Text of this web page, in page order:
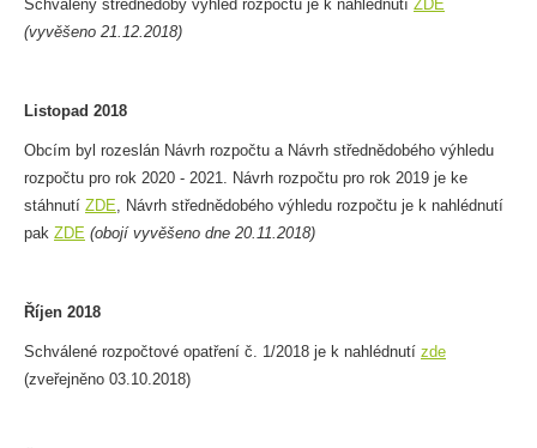
Schválený střednědobý výhled rozpočtu je k nahlédnutí ZDE
(vyvěšeno 21.12.2018)
Listopad 2018
Obcím byl rozeslán Návrh rozpočtu a Návrh střednědobého výhledu
rozpočtu pro rok 2020 - 2021. Návrh rozpočtu pro rok 2019 je ke
stáhnutí ZDE, Návrh střednědobého výhledu rozpočtu je k nahlédnutí
pak ZDE (obojí vyvěšeno dne 20.11.2018)
Říjen 2018
Schválené rozpočtové opatření č. 1/2018 je k nahlédnutí zde
(zveřejněno 03.10.2018)